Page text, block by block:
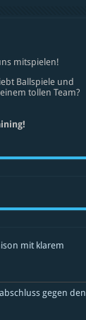
mitspielen!
Ballspiele und
tollen Team?
mit klarem
gegen den